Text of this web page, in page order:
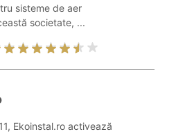
sisteme de aer
societate, ...
Ekoinstal.ro activează